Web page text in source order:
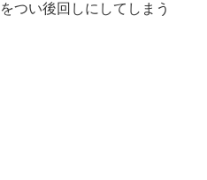
つい後回しにしてしまう